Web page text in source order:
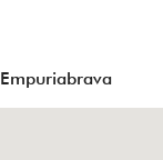
Empuriabrava